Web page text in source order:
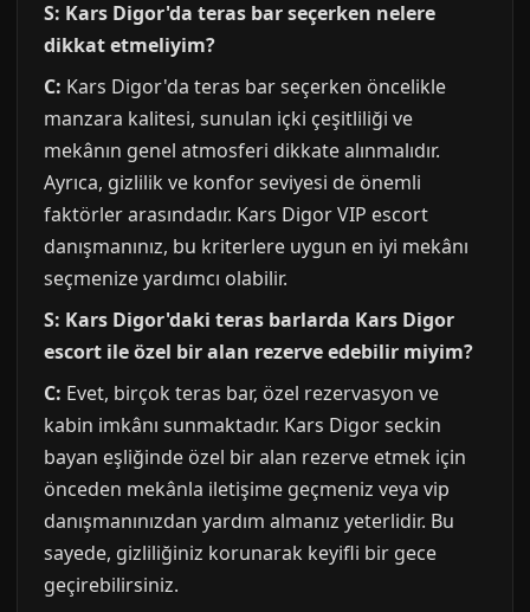
S: Kars Digor'da teras bar seçerken nelere
dikkat etmeliyim?
C: Kars Digor'da teras bar seçerken öncelikle
manzara kalitesi, sunulan içki çeşitliliği ve
mekânın genel atmosferi dikkate alınmalıdır.
Ayrıca, gizlilik ve konfor seviyesi de önemli
faktörler arasındadır. Kars Digor VIP escort
danışmanınız, bu kriterlere uygun en iyi mekânı
seçmenize yardımcı olabilir.
S: Kars Digor'daki teras barlarda Kars Digor
escort ile özel bir alan rezerve edebilir miyim?
C: Evet, birçok teras bar, özel rezervasyon ve
kabin imkânı sunmaktadır. Kars Digor seckin
bayan eşliğinde özel bir alan rezerve etmek için
önceden mekânla iletişime geçmeniz veya vip
danışmanınızdan yardım almanız yeterlidir. Bu
sayede, gizliliğiniz korunarak keyifli bir gece
geçirebilirsiniz.